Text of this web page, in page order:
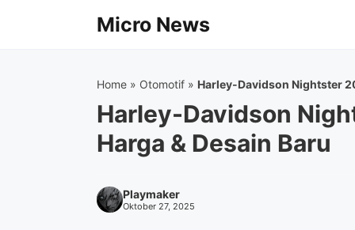
Micro News
Home » Otomotif » Harley-Davidson Nightster
Harley-Davidson
Harga & Desain Baru
Playmaker
Oktober 27, 2025